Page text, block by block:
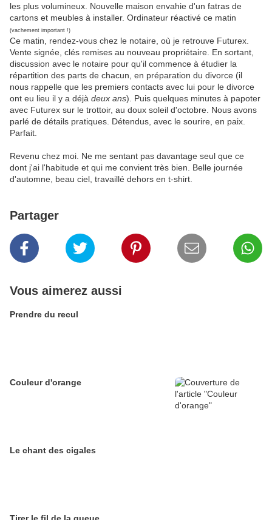
les plus volumineux. Nouvelle maison envahie d'un fatras de
cartons et meubles à installer. Ordinateur réactivé ce matin
(vachement important !)
Ce matin, rendez-vous chez le notaire, où je retrouve Futurex.
Vente signée, clés remises au nouveau propriétaire. En sortant,
discussion avec le notaire pour qu'il commence à étudier la
répartition des parts de chacun, en préparation du divorce (il
nous rappelle que les premiers contacts avec lui pour le divorce
ont eu lieu il y a déjà deux ans). Puis quelques minutes à papoter
avec Futurex sur le trottoir, au doux soleil d'octobre. Nous avons
parlé de détails pratiques. Détendus, avec le sourire, en paix.
Parfait.
Revenu chez moi. Ne me sentant pas davantage seul que ce
dont j'ai l'habitude et qui me convient très bien. Belle journée
d'automne, beau ciel, travaillé dehors en t-shirt.
Partager
Vous aimerez aussi
Prendre du recul
Couleur d'orange
Le chant des cigales